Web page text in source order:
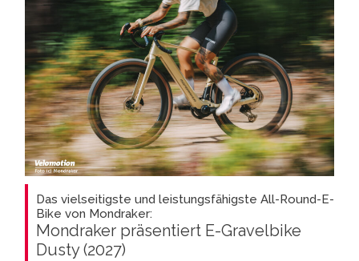
Das vielseitigste und leistungsfähigste All-Round-E-
Bike von Mondraker:
Mondraker präsentiert E-Gravelbike
Dusty (2027)